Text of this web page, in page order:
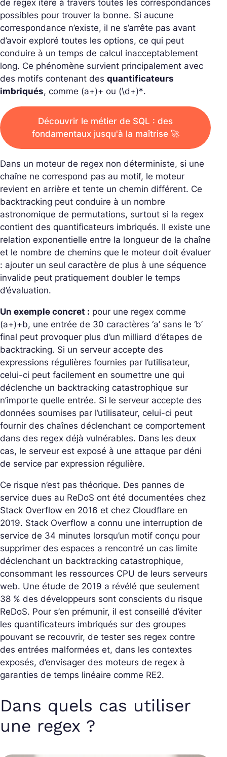
de regex itère à travers toutes les correspondances
possibles pour trouver la bonne. Si aucune
correspondance n’existe, il ne s’arrête pas avant
d’avoir exploré toutes les options, ce qui peut
conduire à un temps de calcul inacceptablement
long. Ce phénomène survient principalement avec
des motifs contenant des quantificateurs
imbriqués, comme (a+)+ ou (\d+)*.
Découvrir le métier de SQL : des
fondamentaux jusqu'à la maîtrise 🚀
Dans un moteur de regex non déterministe, si une
chaîne ne correspond pas au motif, le moteur
revient en arrière et tente un chemin différent. Ce
backtracking peut conduire à un nombre
astronomique de permutations, surtout si la regex
contient des quantificateurs imbriqués. Il existe une
relation exponentielle entre la longueur de la chaîne
et le nombre de chemins que le moteur doit évaluer
: ajouter un seul caractère de plus à une séquence
invalide peut pratiquement doubler le temps
d’évaluation.
Un exemple concret : pour une regex comme
(a+)+b, une entrée de 30 caractères ‘a’ sans le ‘b’
final peut provoquer plus d’un milliard d’étapes de
backtracking. Si un serveur accepte des
expressions régulières fournies par l’utilisateur,
celui-ci peut facilement en soumettre une qui
déclenche un backtracking catastrophique sur
n’importe quelle entrée. Si le serveur accepte des
données soumises par l’utilisateur, celui-ci peut
fournir des chaînes déclenchant ce comportement
dans des regex déjà vulnérables. Dans les deux
cas, le serveur est exposé à une attaque par déni
de service par expression régulière.
Ce risque n’est pas théorique. Des pannes de
service dues au ReDoS ont été documentées chez
Stack Overflow en 2016 et chez Cloudflare en
2019. Stack Overflow a connu une interruption de
service de 34 minutes lorsqu’un motif conçu pour
supprimer des espaces a rencontré un cas limite
déclenchant un backtracking catastrophique,
consommant les ressources CPU de leurs serveurs
web. Une étude de 2019 a révélé que seulement
38 % des développeurs sont conscients du risque
ReDoS. Pour s’en prémunir, il est conseillé d’éviter
les quantificateurs imbriqués sur des groupes
pouvant se recouvrir, de tester ses regex contre
des entrées malformées et, dans les contextes
exposés, d’envisager des moteurs de regex à
garanties de temps linéaire comme RE2.
Dans quels cas utiliser
une regex ?